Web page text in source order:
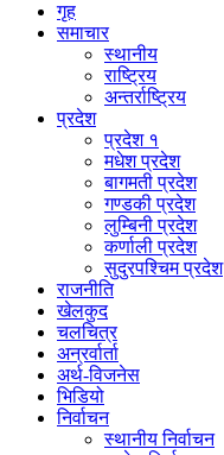
गृह
समाचार
स्थानीय
राष्ट्रिय
अन्तर्राष्ट्रिय
प्रदेश
प्रदेश १
मधेश प्रदेश
बागमती प्रदेश
गण्डकी प्रदेश
लुम्बिनी प्रदेश
कर्णाली प्रदेश
सुदुरपश्चिम प्रदेश
राजनीति
खेलकुद
चलचित्र
अन्रर्वार्ता
अर्थ-विजनेस
भिडियो
निर्वाचन
स्थानीय निर्वाचन